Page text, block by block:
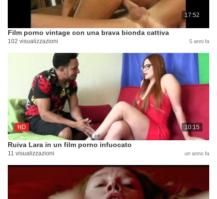
17:52
Film porno vintage con una brava bionda cattiva
102 visualizzazioni 5 anni fa
HD 10:15
Ruiva Lara in un film porno infuocato
11 visualizzazioni un anno fa